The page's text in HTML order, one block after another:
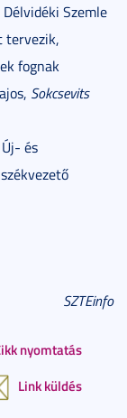
Szemle
tervezik,
fognak
Sokcsevits
és
SZTEinfo
nyomtatás
Link küldés